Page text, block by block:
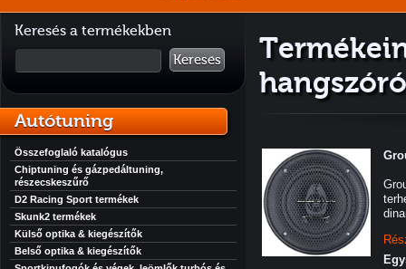
Keresés a termékekben
Keresés
Autótuning
Összefoglaló katalógus
Chiptuning és gázpedáltuning,
részecskeszűrő
D2 Racing Sport termékek
Skunk2 termékek
Külső optika & kiegészítők
Belső optika & kiegészítők
hangszóró